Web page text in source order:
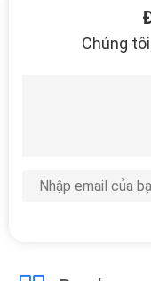
Chúng